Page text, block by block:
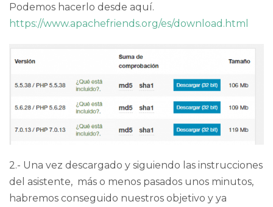
Podemos hacerlo desde aquí.
https://www.apachefriends.org/es/download.html
2.- Una vez descargado y siguiendo las instrucciones
del asistente, más o menos pasados unos minutos,
habremos conseguido nuestros objetivo y ya